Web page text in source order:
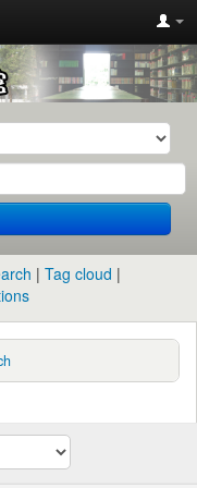
Tag cloud